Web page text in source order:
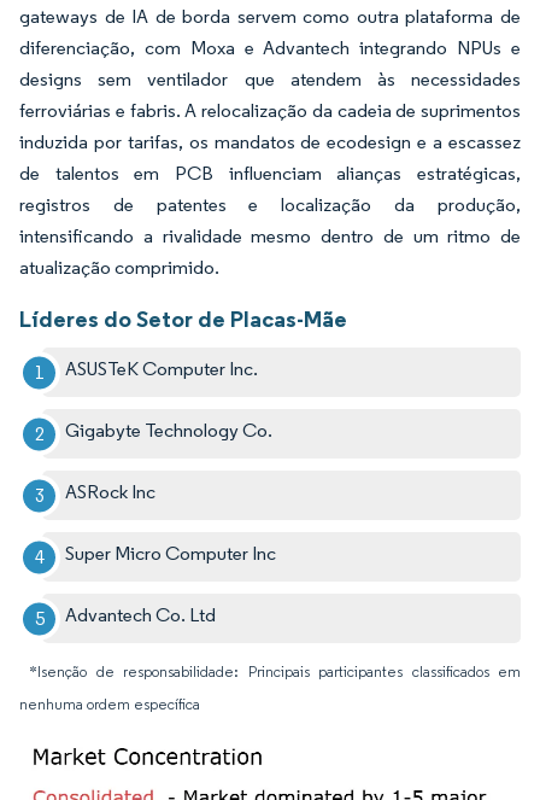
gateways de IA de borda servem como outra plataforma de
diferenciação, com Moxa e Advantech integrando NPUs e
designs sem ventilador que atendem às necessidades
ferroviárias e fabris. A relocalização da cadeia de suprimentos
induzida por tarifas, os mandatos de ecodesign e a escassez
de talentos em PCB influenciam alianças estratégicas,
registros de patentes e localização da produção,
intensificando a rivalidade mesmo dentro de um ritmo de
atualização comprimido.
Líderes do Setor de Placas-Mãe
ASUSTeK Computer Inc.
Gigabyte Technology Co.
ASRock Inc
Super Micro Computer Inc
Advantech Co. Ltd
*Isenção de responsabilidade: Principais participantes classificados em
nenhuma ordem específica